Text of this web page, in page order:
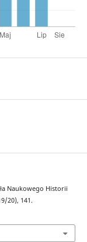
Naukowego Historii
20), 141.